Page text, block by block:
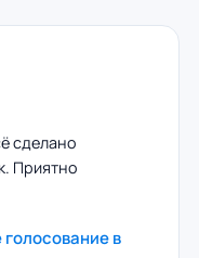
сделано
Приятно
в